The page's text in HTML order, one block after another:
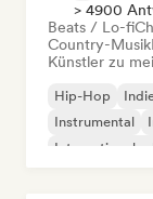
> 4900
Beats / Lo-fi
Country-Musik
Künstler zu
Hip-Hop
Instrumental
Internationaler